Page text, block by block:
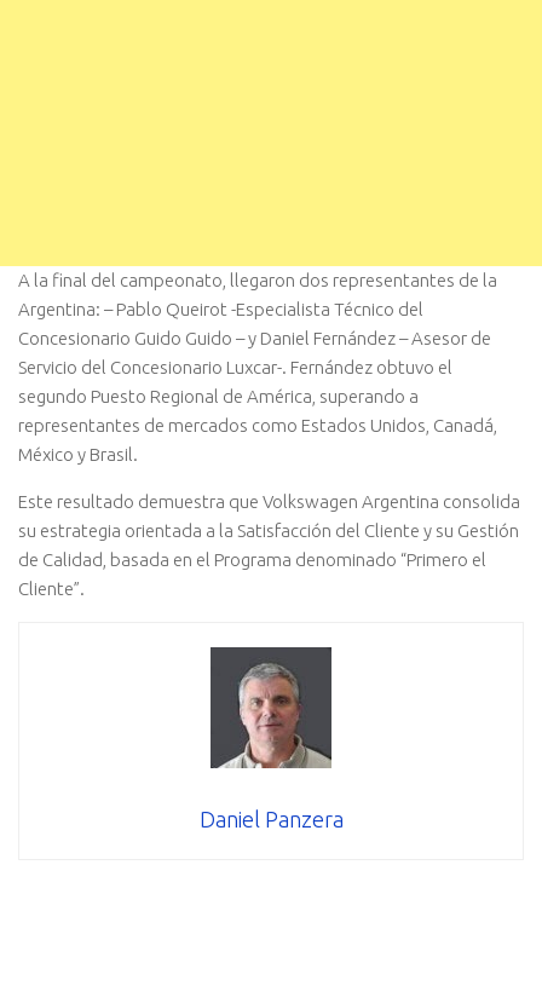
A la final del campeonato, llegaron dos representantes de la
Argentina: – Pablo Queirot -Especialista Técnico del
Concesionario Guido Guido – y Daniel Fernández – Asesor de
Servicio del Concesionario Luxcar-. Fernández obtuvo el
segundo Puesto Regional de América, superando a
representantes de mercados como Estados Unidos, Canadá,
México y Brasil.
Este resultado demuestra que Volkswagen Argentina consolida
su estrategia orientada a la Satisfacción del Cliente y su Gestión
de Calidad, basada en el Programa denominado “Primero el
Cliente”.
Daniel Panzera